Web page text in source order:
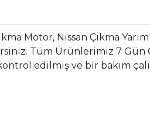
Motor, Nissan Çıkma
Tüm Ürünlerimiz 7 Gün
edilmiş ve bir bakım